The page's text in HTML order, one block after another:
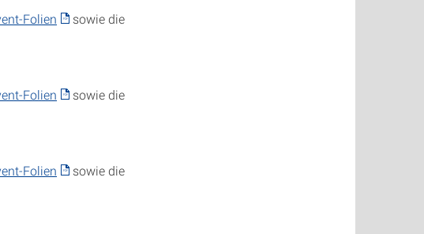
Folien
sowie die
Folien
sowie die
Folien
sowie die